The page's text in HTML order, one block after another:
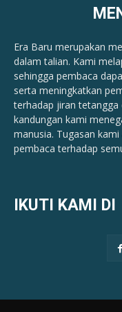
Era Baru merupakan
dalam talian. Kami
sehingga pembaca
serta meningkatkan
terhadap jiran tetangga
kandungan kami
manusia. Tugasan
pembaca terhadap
IKUTI KAMI DI